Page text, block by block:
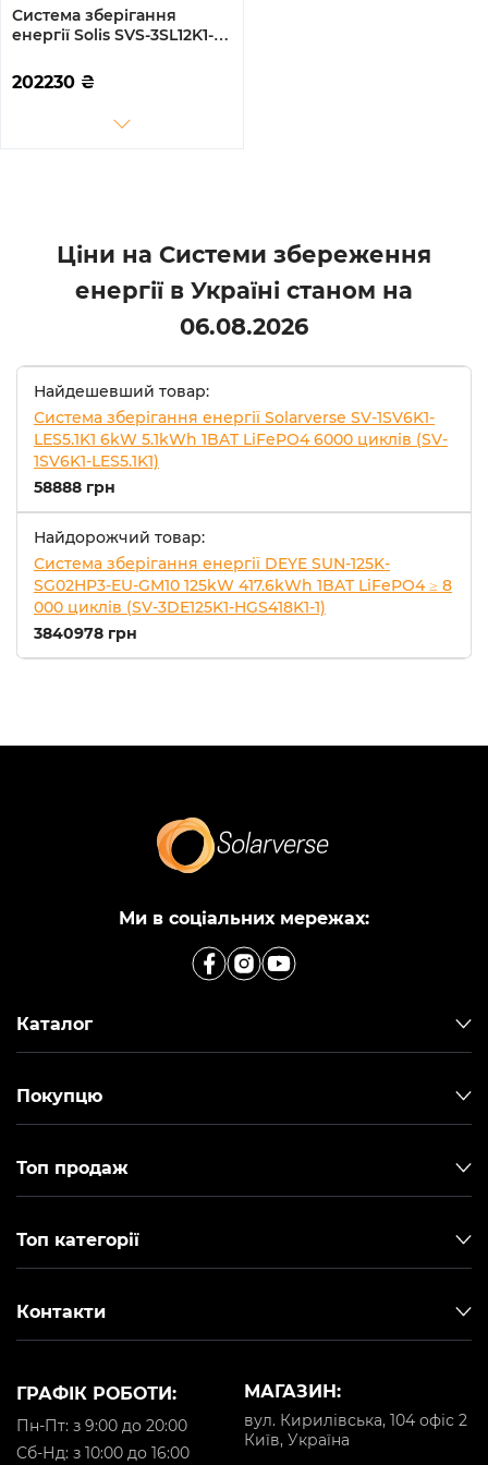
Система зберігання
енергії Solis SVS-3SL12K1-
1BAT LiFePO4 6000 циклів
202230 ₴
Ціни на Системи збереження
енергії в Україні станом на
06.08.2026
Найдешевший товар:
Система зберігання енергії Solarverse SV-1SV6K1-
LES5.1K1 6kW 5.1kWh 1BAT LiFePO4 6000 циклів (SV-
1SV6K1-LES5.1K1)
58888 грн
Найдорожчий товар:
Система зберігання енергії DEYE SUN-125K-
SG02HP3-EU-GM10 125kW 417.6kWh 1BAT LiFePO4 ≥ 8
000 циклів (SV-3DE125K1-HGS418K1-1)
3840978 грн
Ми в соціальних мережах:
Каталог
Покупцю
Топ продаж
Топ категорії
Контакти
МАГАЗИН:
вул. Кирилівська, 104 офіс 2
Київ, Україна
ГРАФІК РОБОТИ:
Пн-Пт: з 9:00 до 20:00
Cб-Нд: з 10:00 до 16:00